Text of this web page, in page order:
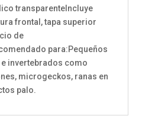
transparenteIncluye
frontal, tapa superior
de
para:Pequeños
invertebrados como
microgeckos, ranas en
palo.